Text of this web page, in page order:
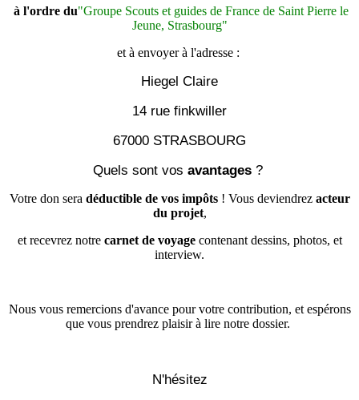
à l'ordre du"Groupe Scouts et guides de France de Saint Pierre le
Jeune, Strasbourg"
et à envoyer à l'adresse :
Hiegel Claire
14 rue finkwiller
67000 STRASBOURG
Quels sont vos avantages?
Votre don sera déductible de vos impôts! Vous deviendrez acteur
du projet,
et recevrez notre carnet de voyagecontenant dessins, photos, et
interview.
Nous vous remercions d'avance pour votre contribution, et espérons
que vous prendrez plaisir à lire notre dossier.
N'hésitez